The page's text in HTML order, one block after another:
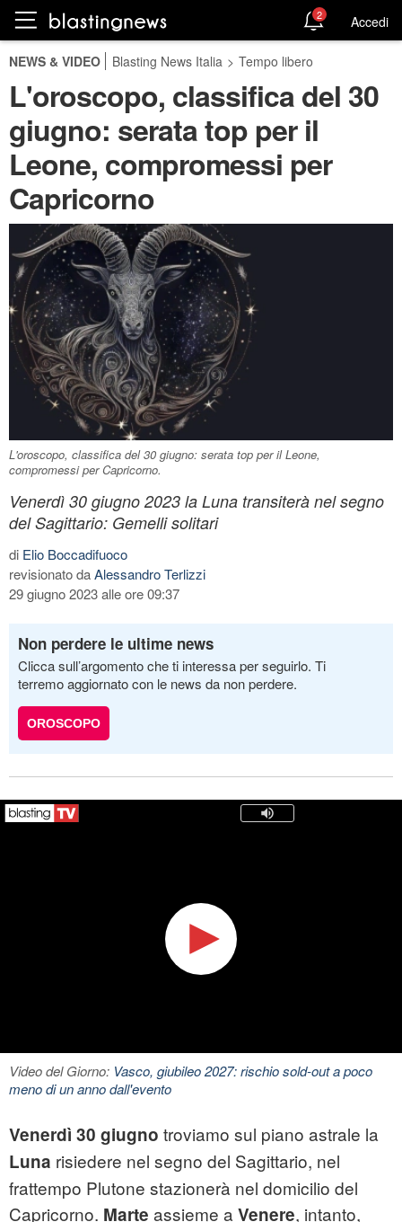
2 Accedi
NEWS & VIDEO Blasting News Italia > Tempo libero
L'oroscopo, classifica del 30
giugno: serata top per il
Leone, compromessi per
Capricorno
L'oroscopo, classifica del 30 giugno: serata top per il Leone,
compromessi per Capricorno.
Venerdì 30 giugno 2023 la Luna transiterà nel segno
del Sagittario: Gemelli solitari
di Elio Boccadifuoco
revisionato daAlessandro Terlizzi
29 giugno 2023 alle ore 09:37
Non perdere le ultime news
Clicca sull’argomento che ti interessa per seguirlo. Ti
terremo aggiornato con le news da non perdere.
OROSCOPO
Video del Giorno: Vasco, giubileo 2027: rischio sold-out a poco
meno di un anno dall'evento
Venerdì 30 giugno troviamo sul piano astrale la
Luna risiedere nel segno del Sagittario, nel
frattempo Plutone stazionerà nel domicilio del
Capricorno. Marte assieme a Venere, intanto,